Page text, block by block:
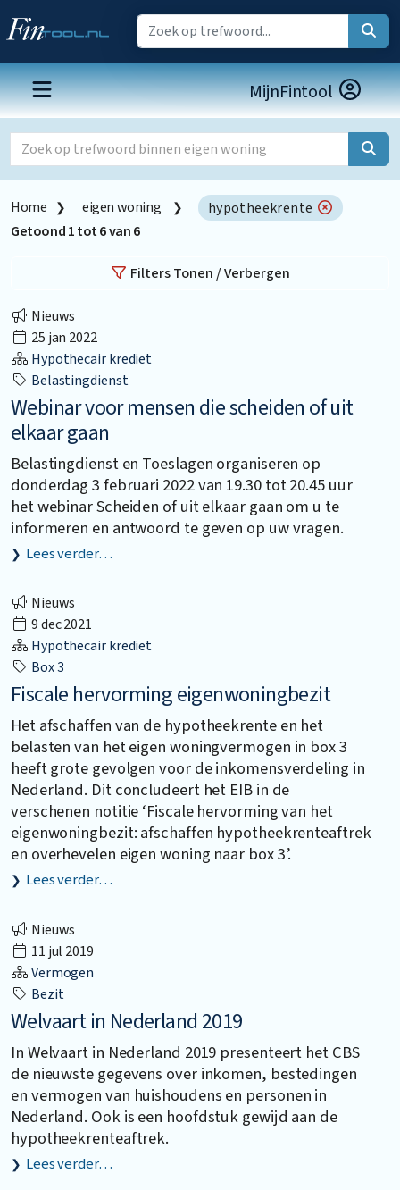
MijnFintool
Home eigen woning
hypotheekrente
Getoond1tot6van6
Filters Tonen / Verbergen
Nieuws
25 jan 2022
Hypothecair krediet
Belastingdienst
Webinar voor mensen die scheiden of uit
elkaar gaan
Belastingdienst en Toeslagen organiseren op
donderdag 3 februari 2022 van 19.30 tot 20.45 uur
het webinar Scheiden of uit elkaar gaan om u te
informeren en antwoord te geven op uw vragen.
Lees verder…
Nieuws
9 dec 2021
Hypothecair krediet
Box 3
Fiscale hervorming eigenwoningbezit
Het afschaffen van de hypotheekrente en het
belasten van het eigen woningvermogen in box 3
heeft grote gevolgen voor de inkomensverdeling in
Nederland. Dit concludeert het EIB in de
verschenen notitie ‘Fiscale hervorming van het
eigenwoningbezit: afschaffen hypotheekrenteaftrek
en overhevelen eigen woning naar box 3’.
Lees verder…
Nieuws
11 jul 2019
Vermogen
Bezit
Welvaart in Nederland 2019
In Welvaart in Nederland 2019 presenteert het CBS
de nieuwste gegevens over inkomen, bestedingen
en vermogen van huishoudens en personen in
Nederland. Ook is een hoofdstuk gewijd aan de
hypotheekrenteaftrek.
Lees verder…